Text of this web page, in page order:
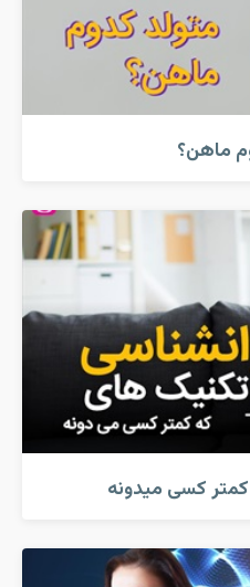
ماهن؟
کسی میدونه